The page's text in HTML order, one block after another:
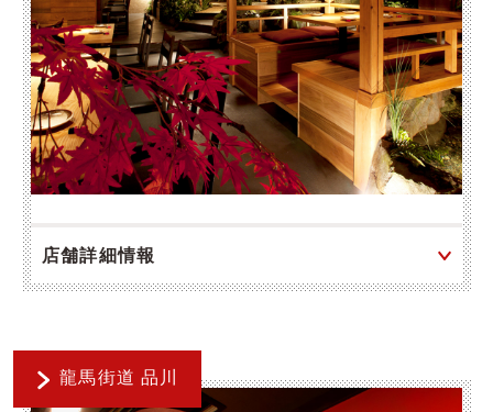
店舗詳細情報
龍馬街道 品川